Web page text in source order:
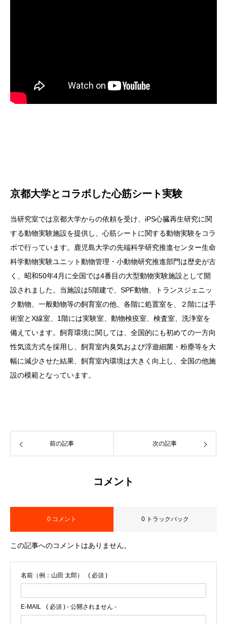
京都大学とコラボした心筋シート実験
当研究室では京都大学からの依頼を受け、iPS心臓再生研究に関
する動物実験施設を提供し、心筋シートに関する動物実験をコラ
ボで行っています。鹿児島大学の先端科学研究推進センター生命
科学動物実験ユニット動物管理・小動物研究推進部門は歴史が古
く、昭和50年4月に全国では4番目の大型動物実験施設として開
設されました。当施設は5階建で、SPF動物、トランスジェニッ
ク動物、一般動物等の飼育室の他、各階に処置室を、２階には手
術室とX線室、1階には実験室、動物検疫室、検査室、洗浄室を
備えています。飼育環境に関しては、全国的にも初めての一方向
性気流方式を採用し、飼育室内臭気および浮遊細菌・粉塵等を大
幅に減少させた結果、飼育室内環境は大きく向上し、全国の他施
設の模範となっています。
前の記事 次の記事
コメント
0 コメント 0 トラックバック
この記事へのコメントはありません。
名前（例：山田 太郎） ( 必須 )
E-MAIL ( 必須 ) - 公開されません -